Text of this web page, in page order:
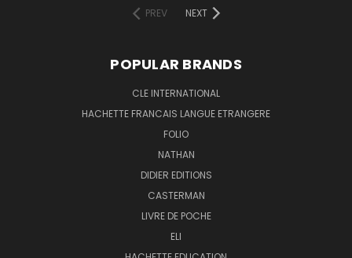
PREV
NEXT
POPULAR BRANDS
CLE INTERNATIONAL
HACHETTE FRANCAIS LANGUE ETRANGERE
FOLIO
NATHAN
DIDIER EDITIONS
CASTERMAN
LIVRE DE POCHE
ELI